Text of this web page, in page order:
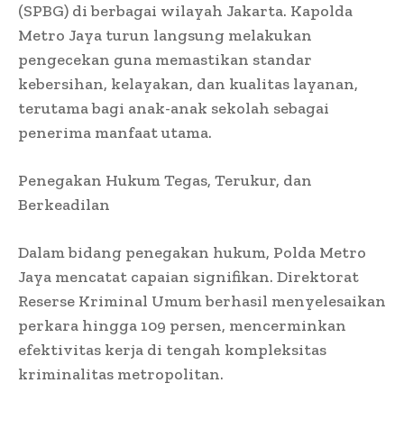
(SPBG) di berbagai wilayah Jakarta. Kapolda
Metro Jaya turun langsung melakukan
pengecekan guna memastikan standar
kebersihan, kelayakan, dan kualitas layanan,
terutama bagi anak-anak sekolah sebagai
penerima manfaat utama.
Penegakan Hukum Tegas, Terukur, dan
Berkeadilan
Dalam bidang penegakan hukum, Polda Metro
Jaya mencatat capaian signifikan. Direktorat
Reserse Kriminal Umum berhasil menyelesaikan
perkara hingga 109 persen, mencerminkan
efektivitas kerja di tengah kompleksitas
kriminalitas metropolitan.